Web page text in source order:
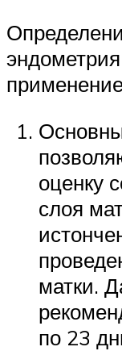
оценку
слоя
матки.
по 23